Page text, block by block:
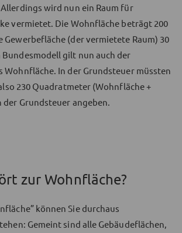
wird nun ein Raum für
vermietet. Die Wohnfläche beträgt 200
Gewerbefläche (der vermietete Raum) 30
gilt nun auch der
Wohnfläche. In der Grundsteuer müssten
230 Quadratmeter (Wohnfläche +
der Grundsteuer angeben.
zur Wohnfläche?
können Sie durchaus
Gemeint sind alle Gebäudeflächen,